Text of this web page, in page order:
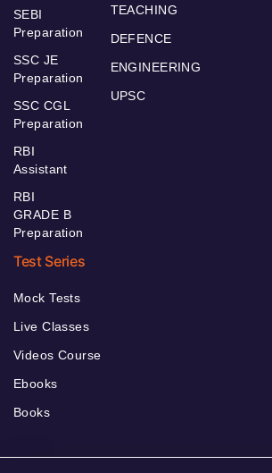
SEBI
Preparation
SSC JE
Preparation
SSC CGL
Preparation
RBI
Assistant
RBI
GRADE B
Preparation
TEACHING
DEFENCE
ENGINEERING
UPSC
Test Series
Mock Tests
Live Classes
Videos Course
Ebooks
Books